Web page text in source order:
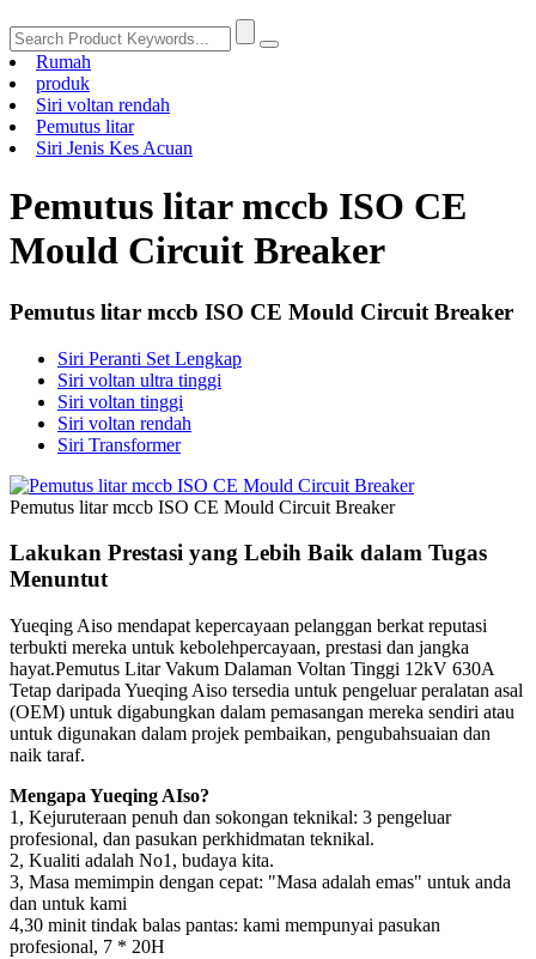
Rumah
produk
Siri voltan rendah
Pemutus litar
Siri Jenis Kes Acuan
Pemutus litar mccb ISO CE
Mould Circuit Breaker
Pemutus litar mccb ISO CE Mould Circuit Breaker
Siri Peranti Set Lengkap
Siri voltan ultra tinggi
Siri voltan tinggi
Siri voltan rendah
Siri Transformer
Pemutus litar mccb ISO CE Mould Circuit Breaker
Lakukan Prestasi yang Lebih Baik dalam Tugas
Menuntut
Yueqing Aiso mendapat kepercayaan pelanggan berkat reputasi
terbukti mereka untuk kebolehpercayaan, prestasi dan jangka
hayat.Pemutus Litar Vakum Dalaman Voltan Tinggi 12kV 630A
Tetap daripada Yueqing Aiso tersedia untuk pengeluar peralatan asal
(OEM) untuk digabungkan dalam pemasangan mereka sendiri atau
untuk digunakan dalam projek pembaikan, pengubahsuaian dan
naik taraf.
Mengapa Yueqing AIso?
1, Kejuruteraan penuh dan sokongan teknikal: 3 pengeluar
profesional, dan pasukan perkhidmatan teknikal.
2, Kualiti adalah No1, budaya kita.
3, Masa memimpin dengan cepat: "Masa adalah emas" untuk anda
dan untuk kami
4,30 minit tindak balas pantas: kami mempunyai pasukan
profesional, 7 * 20H